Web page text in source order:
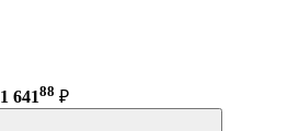
1 64188 ₽